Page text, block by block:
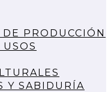
PRODUCCIÓN
Y SABIDURÍA